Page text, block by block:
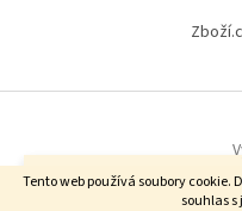
Tento web používá soubory
souhlas
Vážení zákazníci, od 6.8. do
Zásilky budou odesílány do 5.8.